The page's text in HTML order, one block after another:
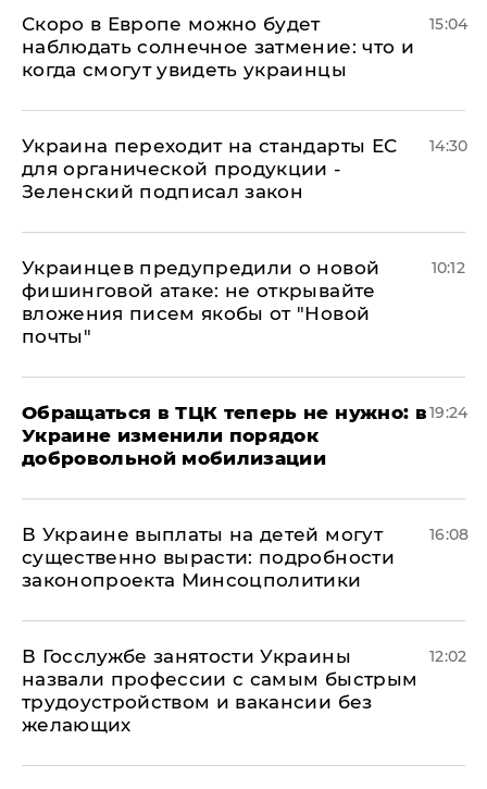
Скоро в Европе можно будет
наблюдать солнечное затмение: что и
когда смогут увидеть украинцы
15:04
Украина переходит на стандарты ЕС
для органической продукции -
Зеленский подписал закон
14:30
Украинцев предупредили о новой
фишинговой атаке: не открывайте
вложения писем якобы от "Новой
почты"
10:12
Обращаться в ТЦК теперь не нужно: в
Украине изменили порядок
добровольной мобилизации
19:24
В Украине выплаты на детей могут
существенно вырасти: подробности
законопроекта Минсоцполитики
16:08
В Госслужбе занятости Украины
назвали профессии с самым быстрым
трудоустройством и вакансии без
желающих
12:02